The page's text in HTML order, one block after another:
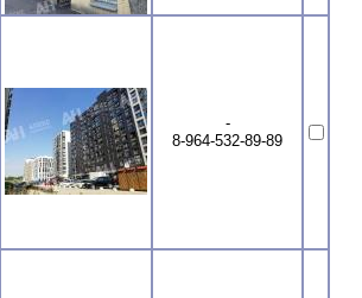
-
8-964-532-89-89